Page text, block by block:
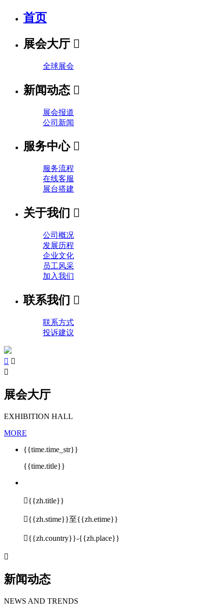
首页
展会大厅 
全球展会
新闻动态 
展会报道
公司新闻
服务中心 
服务流程
在线客服
展台搭建
关于我们 
公司概况
发展历程
企业文化
员工风采
加入我们
联系我们 
联系方式
投诉建议
 

展会大厅
EXHIBITION HALL
MORE
{{time.time_str}}
{{time.title}}
{{zh.title}}
{{zh.stime}}至{{zh.etime}}
{{zh.country}}-{{zh.place}}

新闻动态
NEWS AND TRENDS